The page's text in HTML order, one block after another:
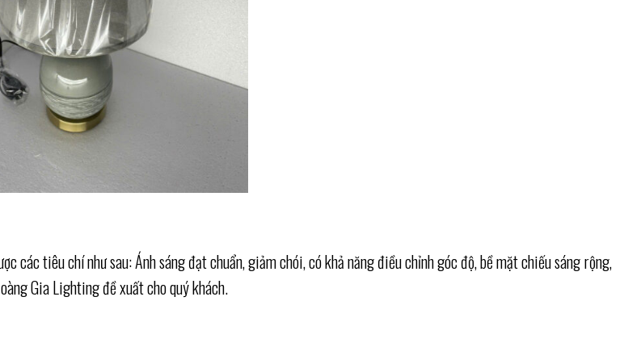
các tiêu chí như sau: Ánh sáng đạt chuẩn, giảm chói, có khả năng điều chỉnh góc độ, bề mặt chiếu sáng rộng,
Gia Lighting đề xuất cho quý khách.